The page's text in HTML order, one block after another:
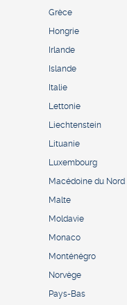
Grèce
Hongrie
Irlande
Islande
Italie
Lettonie
Liechtenstein
Lituanie
Luxembourg
Macédoine du Nord
Malte
Moldavie
Monaco
Monténégro
Norvège
Pays-Bas